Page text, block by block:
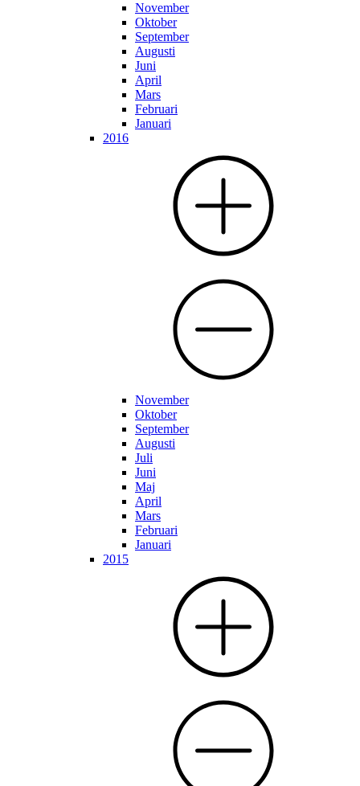
November
Oktober
September
Augusti
Juni
April
Mars
Februari
Januari
2016
November
Oktober
September
Augusti
Juli
Juni
Maj
April
Mars
Februari
Januari
2015